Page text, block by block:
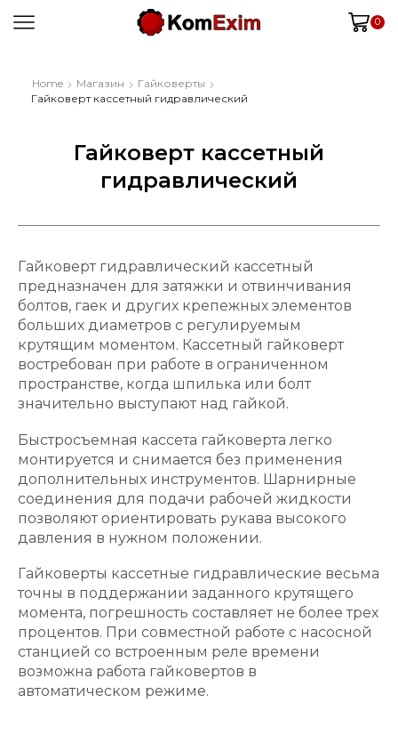
0
Home Магазин
Гайковерты
Гайковерт кассетный гидравлический
Гайковерт кассетный
гидравлический
Гайковерт гидравлический кассетный
предназначен для затяжки и отвинчивания
болтов, гаек и других крепежных элементов
больших диаметров с регулируемым
крутящим моментом. Кассетный гайковерт
востребован при работе в ограниченном
пространстве, когда шпилька или болт
значительно выступают над гайкой.
Быстросъемная кассета гайковерта легко
монтируется и снимается без применения
дополнительных инструментов. Шарнирные
соединения для подачи рабочей жидкости
позволяют ориентировать рукава высокого
давления в нужном положении.
Гайковерты кассетные гидравлические весьма
точны в поддержании заданного крутящего
момента, погрешность составляет не более трех
процентов. При совместной работе с насосной
станцией со встроенным реле времени
возможна работа гайковертов в
автоматическом режиме.